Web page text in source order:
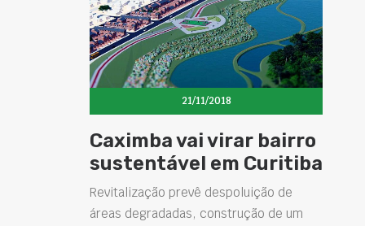
21/11/2018
Caximba vai virar bairro
sustentável em Curitiba
Revitalização prevê despoluição de
áreas degradadas, construção de um